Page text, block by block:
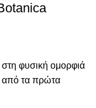
φυσική ομορφιά
από τα πρώτα